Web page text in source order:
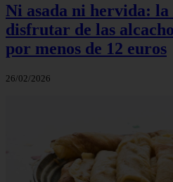
Ni asada ni hervida:
disfrutar de las
por menos de 12 euros
26/02/2026